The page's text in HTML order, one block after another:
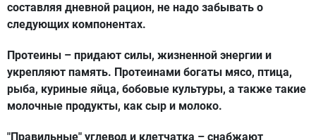
составляя дневной рацион, не надо забывать о
следующих компонентах.
Протеины – придают силы, жизненной энергии и
укрепляют память. Протеинами богаты мясо, птица,
рыба, куриные яйца, бобовые культуры, а также такие
молочные продукты, как сыр и молоко.
"Правильные" углевод и клетчатка – снабжают